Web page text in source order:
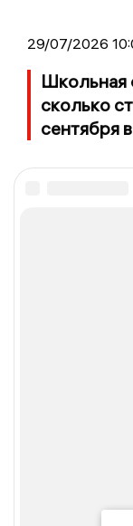
29/07/2026
Школьная
сколько
сентября